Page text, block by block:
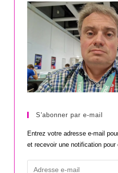
S'abonner par e-mail
Entrez votre adresse e-mail
et recevoir une notification
Adresse